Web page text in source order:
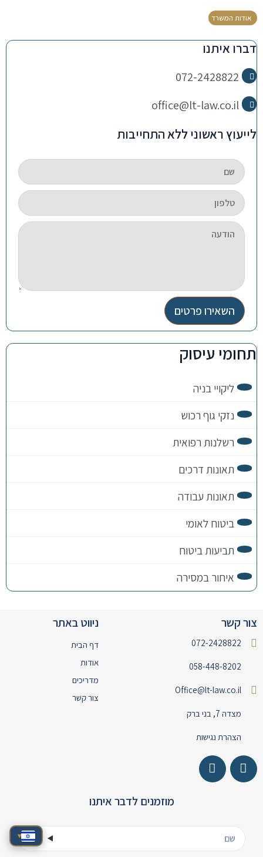
אודות המשרד
דברו איתנו
072-2428822
office@lt-law.co.il
לייעוץ ראשוני ללא התחייבות
השאירו פרטים
תחומי עיסוק
ליקויי בניה
נזקי גוף רכוש
רשלנות רפואית
תאונות דרכים
תאונות עבודה
ביטוח לאומי
תביעות ביטוח
איחור במסירה
צור קשר
072-2428822
058-448-8202
Office@lt-law.co.il
מצדה 7, בני ברק
הצהרת נגישות
ניווט באתר
דף הבית
אודות
מדריכים
צור קשר
מוזמנים לדבר איתנו
▾